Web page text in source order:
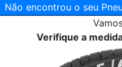
Não
Verifique a